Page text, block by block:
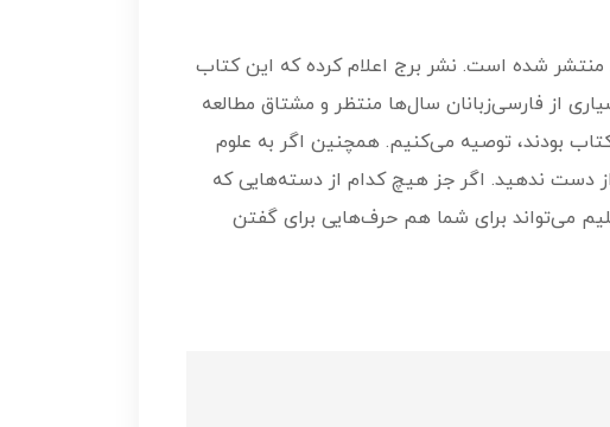
در داخل کشور و به صورت قانونی منتشر شده است. نشر برج اعلام کرده که این کتاب
از فارسی‌زبانان سال‌ها منتظر و مشتاق مطالعه
بودند، توصیه می‌کنیم. همچنین اگر به علوم
دست ندهید. اگر جز هیچ کدام از دسته‌هایی که
می‌تواند برای شما هم حرف‌هایی برای گفتن